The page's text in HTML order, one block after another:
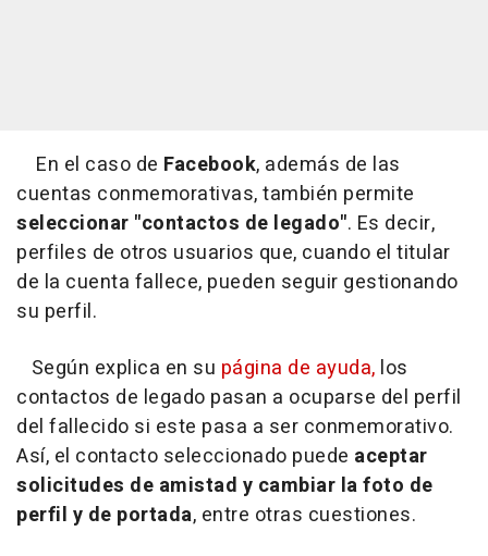
En el caso de Facebook, además de las
cuentas conmemorativas, también permite
seleccionar "contactos de legado". Es decir,
perfiles de otros usuarios que, cuando el titular
de la cuenta fallece, pueden seguir gestionando
su perfil.
Según explica en su página de ayuda, los
contactos de legado pasan a ocuparse del perfil
del fallecido si este pasa a ser conmemorativo.
Así, el contacto seleccionado puede aceptar
solicitudes de amistad y cambiar la foto de
perfil y de portada, entre otras cuestiones.